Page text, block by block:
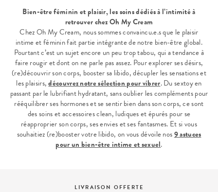
Bien-être féminin et plaisir, les soins dédiés à l’intimité à
retrouver chez Oh My Cream
Chez Oh My Cream, nous sommes convaincu.e.s que le plaisir
intime et féminin fait partie intégrante de notre bien-être global.
Pourtant c’est un sujet encore un peu trop tabou, qui a tendance à
faire rougir et dont on ne parle pas assez. Pour explorer ses désirs,
(re)découvrir son corps, booster sa libido, décupler les sensations et
les plaisirs,découvrez notre sélection pour vibrer. Du sextoy en
passant par le lubrifiant hydratant, sans oublier les compléments pour
rééquilibrer ses hormones et se sentir bien dans son corps, ce sont
des soins et accessoires clean, ludiques et épurés pour se
réapproprier son corps, ses envies et ses fantasmes. Et si vous
souhaitiez (re)booster votre libido, on vous dévoile nos9 astuces
pour un bien-être intime et sexuel.
LIVRAISON OFFERTE